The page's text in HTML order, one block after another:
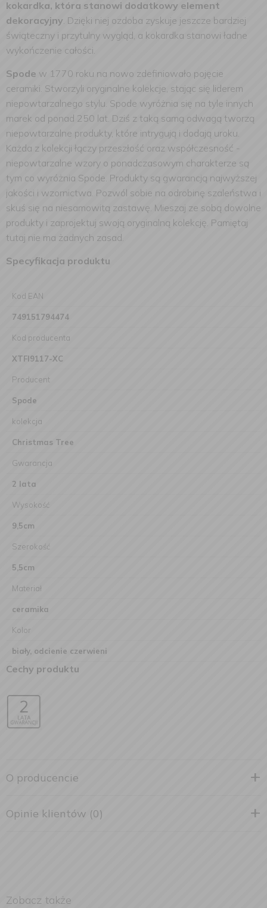
kokardka, która stanowi dodatkowy element
dekoracyjny. Dzięki niej ozdoba zyskuje jeszcze bardziej
świąteczny i przytulny wygląd, a kokardka stanowi ładne
wykończenie całości.
Spode w 1770 roku na nowo zdefiniowało pojęcie
ceramiki. Stworzyli oryginalne kolekcje, stając się liderem
niepowtarzalnego stylu. Spode wyróżnia się na tyle innych
marek od ponad 250 lat. Dziś z taką samą odwagą tworzą
niepowtarzalne produkty, które intrygują i dodają uroku.
Każda z kolekcji łączy przeszłość oraz współczesność -
niepowtarzalne wzory o ponadczasowym charakterze są
tym co wyróżnia Spode. Produkty są gwarancją najwyższej
jakości i wzornictwa. Pozwól sobie na odrobinę szaleństwa i
skuś się na niesamowitą zastawę. Mieszaj ze sobą dowolne
produkty i zaprojektuj swoją oryginalną kolekcję. Pamiętaj
tutaj nie ma żadnych zasad.
Specyfikacja produktu
Kod EAN
749151794474
Kod producenta
XTFI9117-XC
Producent
Spode
kolekcja
Christmas Tree
Gwarancja
2 lata
Wysokość
9,5cm
Szerokość
5,5cm
Materiał
ceramika
Kolor
biały, odcienie czerwieni
Cechy produktu
O producencie
Opinie klientów (0)
Zobacz także